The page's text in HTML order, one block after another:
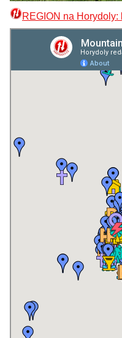
REGION na Horydoly: